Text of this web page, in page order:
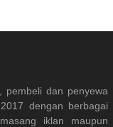
pembeli dan penyewa
dengan berbagai
iklan maupun